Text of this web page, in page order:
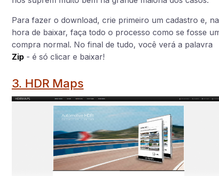
Para fazer o download, crie primeiro um cadastro e, na
hora de baixar, faça todo o processo como se fosse
compra normal. No final de tudo, você verá a palavra
Zip - é só clicar e baixar!
3. HDR Maps